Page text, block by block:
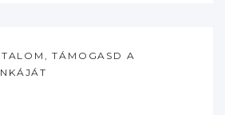
TÁMOGASD A